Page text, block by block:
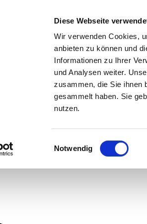
Diese Webseite
Wir verwenden Cookies,
anbieten zu können und
Informationen zu Ihrer
und Analysen weiter.
zusammen, die Sie ihnen
gesammelt haben. Sie
nutzen.
Einwilligungsauswahl
Notwendig